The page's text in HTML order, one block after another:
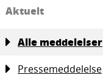
Aktuelt
Alle meddelelser
Pressemeddelelse